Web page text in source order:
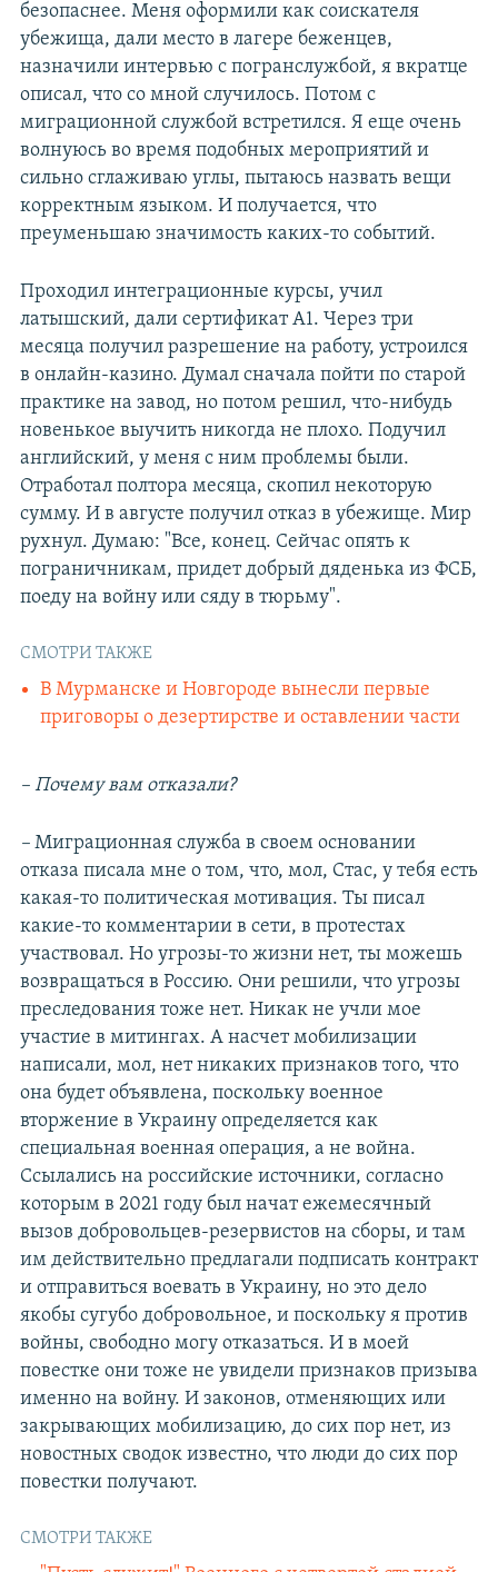
безопаснее. Меня оформили как соискателя
убежища, дали место в лагере беженцев,
назначили интервью с погранслужбой, я вкратце
описал, что со мной случилось. Потом с
миграционной службой встретился. Я еще очень
волнуюсь во время подобных мероприятий и
сильно сглаживаю углы, пытаюсь назвать вещи
корректным языком. И получается, что
преуменьшаю значимость каких-то событий.
Проходил интеграционные курсы, учил
латышский, дали сертификат А1. Через три
месяца получил разрешение на работу, устроился
в онлайн-казино. Думал сначала пойти по старой
практике на завод, но потом решил, что-нибудь
новенькое выучить никогда не плохо. Подучил
английский, у меня с ним проблемы были.
Отработал полтора месяца, скопил некоторую
сумму. И в августе получил отказ в убежище. Мир
рухнул. Думаю: "Все, конец. Сейчас опять к
пограничникам, придет добрый дяденька из ФСБ,
поеду на войну или сяду в тюрьму".
СМОТРИ ТАКЖЕ
В Мурманске и Новгороде вынесли первые
приговоры о дезертирстве и оставлении части
– Почему вам отказали?
– Миграционная служба в своем основании
отказа писала мне о том, что, мол, Стас, у тебя есть
какая-то политическая мотивация. Ты писал
какие-то комментарии в сети, в протестах
участвовал. Но угрозы-то жизни нет, ты можешь
возвращаться в Россию. Они решили, что угрозы
преследования тоже нет. Никак не учли мое
участие в митингах. А насчет мобилизации
написали, мол, нет никаких признаков того, что
она будет объявлена, поскольку военное
вторжение в Украину определяется как
специальная военная операция, а не война.
Ссылались на российские источники, согласно
которым в 2021 году был начат ежемесячный
вызов добровольцев-резервистов на сборы, и там
им действительно предлагали подписать контракт
и отправиться воевать в Украину, но это дело
якобы сугубо добровольное, и поскольку я против
войны, свободно могу отказаться. И в моей
повестке они тоже не увидели признаков призыва
именно на войну. И законов, отменяющих или
закрывающих мобилизацию, до сих пор нет, из
новостных сводок известно, что люди до сих пор
повестки получают.
СМОТРИ ТАКЖЕ